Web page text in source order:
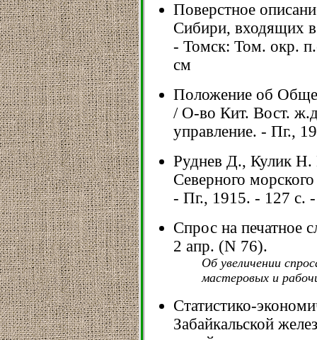
Поверстное
Сибири, входящих
- Томск: Том. окр.
см
Положение об
/ О-во Кит. Вост.
управление. - Пг.,
Руднев Д., Кулик Н.
Северного
- Пг., 1915. - 127 с. -
Спрос на печатное
2 апр. (N 76).
Об увеличении
мастеровых и
Статистико-
Забайкальской